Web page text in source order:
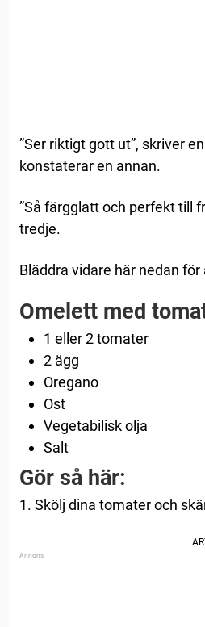
”Ser riktigt gott ut”, skriver
konstaterar en annan.
”Så färgglatt och perfekt till
tredje.
Bläddra vidare här nedan
Omelett med
1 eller 2 tomater
2 ägg
Oregano
Ost
Vegetabilisk olja
Salt
Gör så här:
1. Skölj dina tomater och